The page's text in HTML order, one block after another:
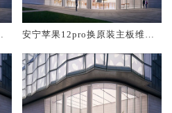
安宁苹果12pro换原装主板维修